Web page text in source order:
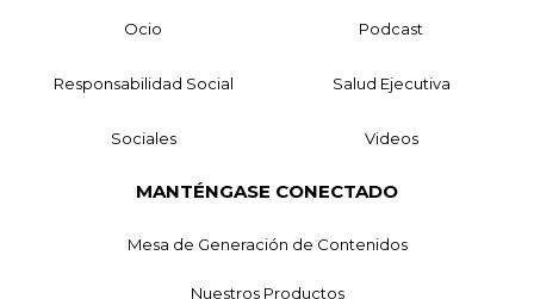
Ocio Podcast
Responsabilidad Social Salud Ejecutiva
Sociales Videos
MANTÉNGASE CONECTADO
Mesa de Generación de Contenidos
Nuestros Productos